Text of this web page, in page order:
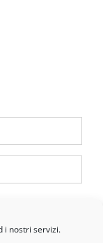
i nostri servizi.